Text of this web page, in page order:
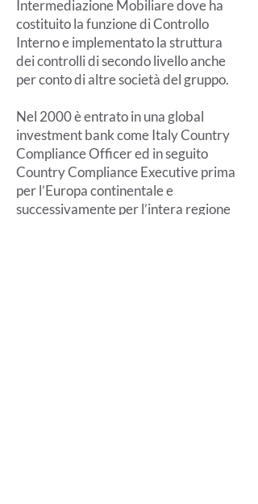
Intermediazione Mobiliare dove ha
costituito la funzione di Controllo
Interno e implementato la struttura
dei controlli di secondo livello anche
per conto di altre società del gruppo.
Nel 2000 è entrato in una global
investment bank come Italy Country
Compliance Officer ed in seguito
Country Compliance Executive prima
per l’Europa continentale e
successivamente per l’intera regione